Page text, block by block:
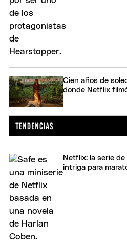
Cien años de
donde Netflix
Netflix: la serie
intriga para